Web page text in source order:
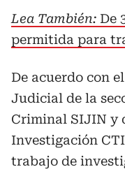
Lea También: De
permitida para
De acuerdo con
Judicial de la
Criminal SIJIN y
Investigación
trabajo de